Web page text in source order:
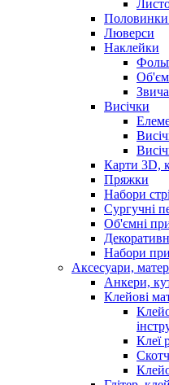
Половинки
Люверси
Наклейки
Висічки
Карти 3D,
Пряжки
Набори
Сургучні
Об'ємні
Набори
Аксесуари,
Анкери,
Клейові
Клеї